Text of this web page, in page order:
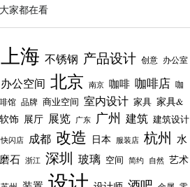
家都在看
上海 不锈钢 产品设计 创意 办公室
办公空间 北京 南京 咖啡 咖啡店 咖
馆 品牌 商业空间 室内设计 家具 家具&
饰 展厅 展览 广东 广州 建筑 建筑设计
快闪店 成都 改造 日本 服装店 杭州 水
石 浙江 深圳 玻璃 空间 简约 自然 艺术